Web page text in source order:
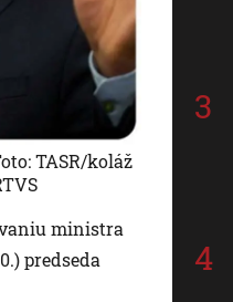
TASR/koláž
ministra
predseda